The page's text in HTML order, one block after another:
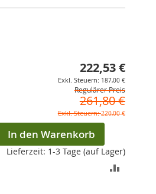
222,53 €
187,00 €
Regulärer Preis
261,80 €
220,00 €
In den Warenkorb
Lieferzeit: 1-3 Tage (auf Lager)